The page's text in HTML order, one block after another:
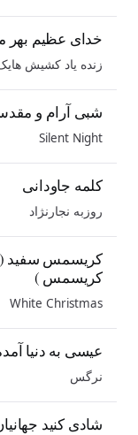
خدای عظیم بهر
زنده یاد کشیش
شبی آرام و
Silent Night
کلمه جاودانی
روزبه نجارنژاد
کریسمس سفید (
کریسمس )
White Christmas
عیسی به دنیا
نرگس
شادی کنید